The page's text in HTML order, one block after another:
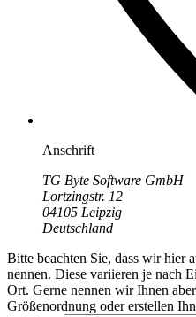
Anschrift
TG Byte Software GmbH
Lortzingstr. 12
04105 Leipzig
Deutschland
Bitte beachten Sie, dass wir hier
nennen. Diese variieren je nach
Ort. Gerne nennen wir Ihnen
Größenordnung oder erstellen